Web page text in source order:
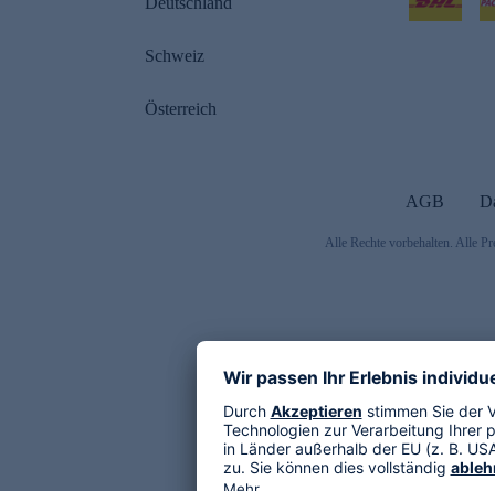
Schweiz
Österreich
AGB
Alle Rechte vorbehalten. Alle